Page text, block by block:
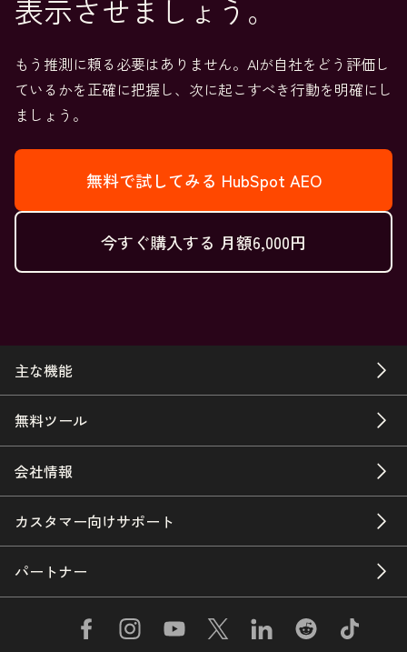
表示させましょう。
もう推測に頼る必要はありません。AIが自社をどう評価し
ているかを正確に把握し、次に起こすべき行動を明確にし
ましょう。
無料で試してみる HubSpot AEO
今すぐ購入する 月額6,000円
主な機能
無料ツール
会社情報
カスタマー向けサポート
パートナー